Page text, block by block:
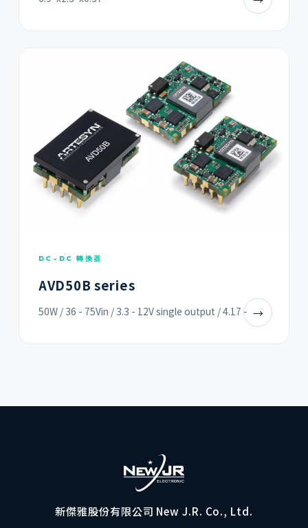
DC-DC 轉換器
AVD50B series
50W / 36 - 75Vin / 3.3 - 12V single output / 4.17 - →
新傑雅股份有限公司 New J.R. Co., Ltd.